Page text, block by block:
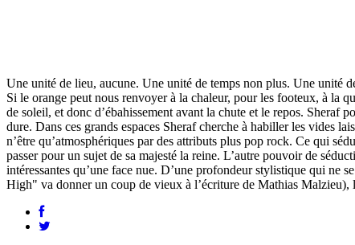
Une unité de lieu, aucune. Une unité de temps non plus. Une unité
Si le orange peut nous renvoyer à la chaleur, pour les footeux, à la
de soleil, et donc d’ébahissement avant la chute et le repos. Sheraf
dure. Dans ces grands espaces Sheraf cherche à habiller les vides
n’être qu’atmosphériques par des attributs plus pop rock. Ce qui
passer pour un sujet de sa majesté la reine. L’autre pouvoir de
intéressantes qu’une face nue. D’une profondeur stylistique qui ne
High" va donner un coup de vieux à l’écriture de Mathias Malzieu),